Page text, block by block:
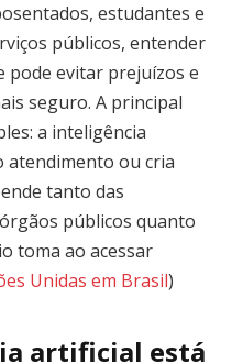
estudantes e
públicos, entender
pode evitar prejuízos e
seguro. A principal
a inteligência
atendimento ou cria
tanto das
públicos quanto
toma ao acessar
Unidas em Brasil)
artificial está